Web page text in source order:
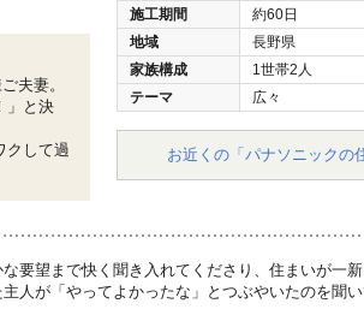
施工期間
約60日
地域
長野県
家族構成
1世帯2人
テーマ
広々
お近くの「パナソニックの
夫妻。
」と決
クして過
要望まで快く聞き入れてくださり、住まいが一
人が「やってよかったな」とつぶやいたのを聞